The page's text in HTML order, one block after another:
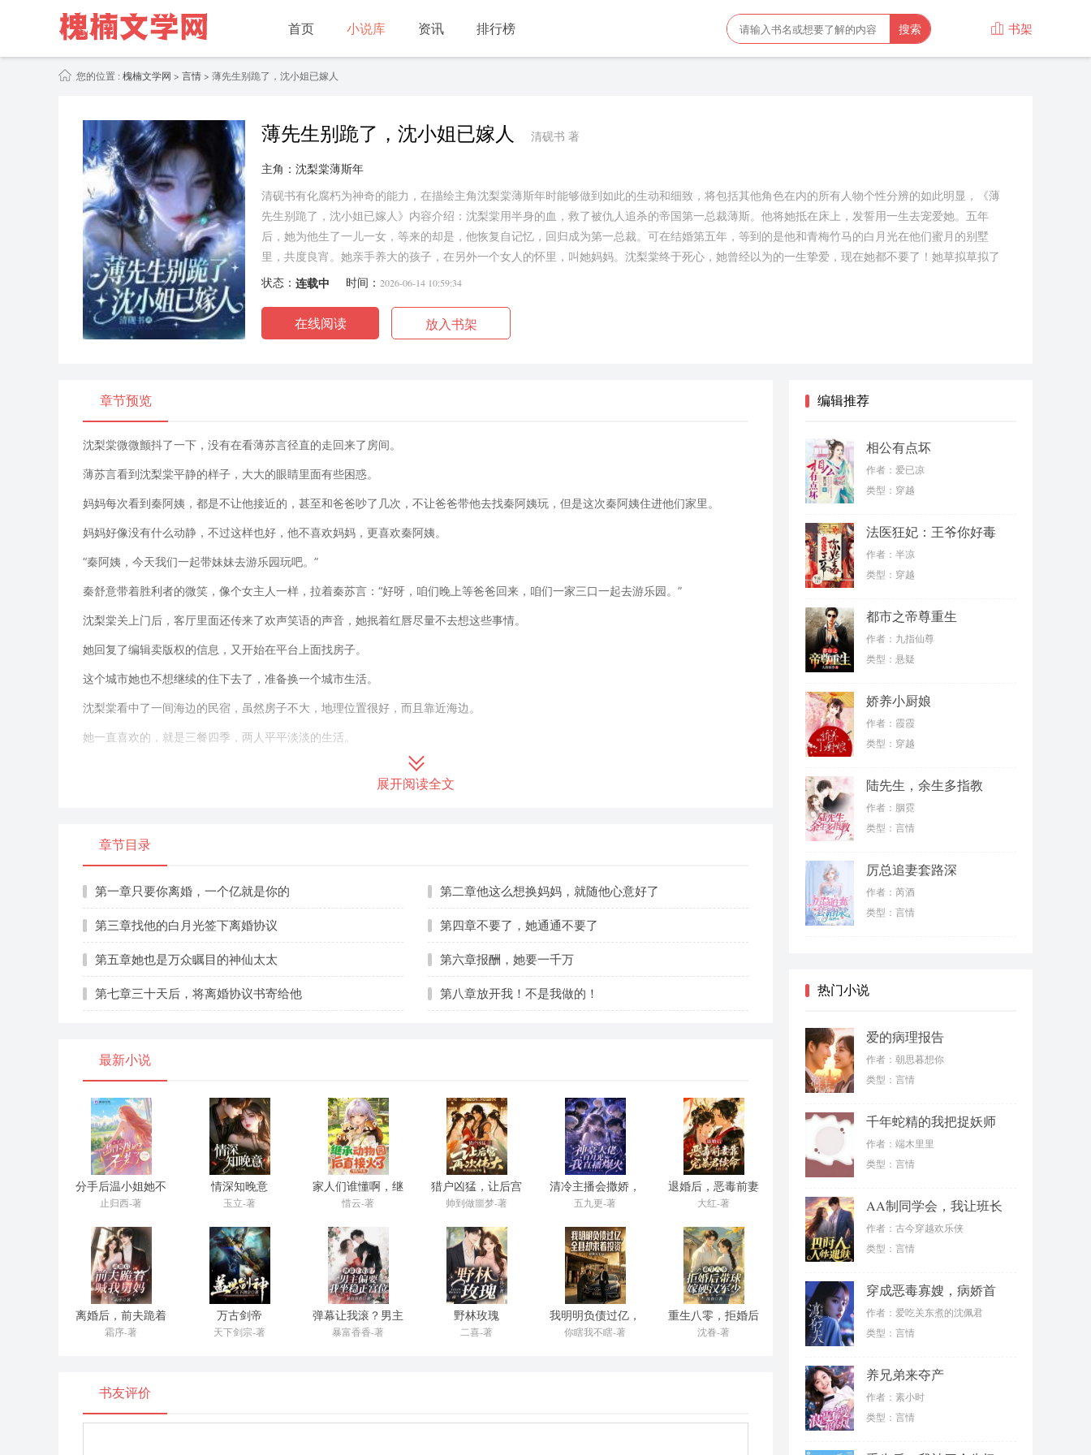
首页 小说库 资讯 排行榜 搜索  书架
您的位置 :槐楠文学网 > 言情> 薄先生别跪了，沈小姐已嫁人
薄先生别跪了，沈小姐已嫁人 清砚书 著
主角：沈梨棠薄斯年
清砚书有化腐朽为神奇的能力，在描绘主角沈梨棠薄斯年时能够做到如此的生动和细致，将包括其他角色在内的所有人物个性分辨的如此明显，《薄
先生别跪了，沈小姐已嫁人》内容介绍：沈梨棠用半身的血，救了被仇人追杀的帝国第一总裁薄斯。他将她抵在床上，发誓用一生去宠爱她。五年
后，她为他生了一儿一女，等来的却是，他恢复自记忆，回归成为第一总裁。可在结婚第五年，等到的是他和青梅竹马的白月光在他们蜜月的别墅
里，共度良宵。她亲手养大的孩子，在另外一个女人的怀里，叫她妈妈。沈梨棠终于死心，她曾经以为的一生挚爱，现在她都不要了！她草拟草拟了
离婚协议，回归事业，重新成为娱乐圈璀璨的第一编剧，...
状态： 连载中 时间： 2026-06-14 10:59:34
在线阅读 放入书架
章节预览
沈梨棠微微颤抖了一下，没有在看薄苏言径直的走回来了房间。
薄苏言看到沈梨棠平静的样子，大大的眼睛里面有些困惑。
妈妈每次看到秦阿姨，都是不让他接近的，甚至和爸爸吵了几次，不让爸爸带他去找秦阿姨玩，但是这次秦阿姨住进他们家里。
妈妈好像没有什么动静，不过这样也好，他不喜欢妈妈，更喜欢秦阿姨。
“秦阿姨，今天我们一起带妹妹去游乐园玩吧。”
秦舒意带着胜利者的微笑，像个女主人一样，拉着秦苏言：“好呀，咱们晚上等爸爸回来，咱们一家三口一起去游乐园。”
沈梨棠关上门后，客厅里面还传来了欢声笑语的声音，她抿着红唇尽量不去想这些事情。
她回复了编辑卖版权的信息，又开始在平台上面找房子。
这个城市她也不想继续的住下去了，准备换一个城市生活。
沈梨棠看中了一间海边的民宿，虽然房子不大，地理位置很好，而且靠近海边。
她一直喜欢的，就是三餐四季，两人平平淡淡的生活。
沈梨棠的手机响起来了，是她唯一一个从学校到现在的好友齐暖暖。
这个手镯是沈梨棠的外婆传给她的传家，宝，和那个水晶杯一样，都是她的亲人留给她的遗物。
她捡到薄斯年的时候，联系不上他任何的家人，浑身是血，送到了医院后，直接住进了重症监护室里面。
一天需要一万块钱，她只是一个刚刚实习的学生，手里面的存款也只够一天用的。
她只能跑遍了整个城市的当铺，才用最高的价格卖掉这个手镯。
一共卖了二十万，可等她毕业后的版权费终于可以赎回这个手镯的时候，却发现手镯早就已经被二次出售了。
“暖暖，这个手镯现在在哪里出售，我现在就去。”
“梨棠，这个是明天的慈善拍卖会上面的，知道你很在乎这个手镯，特地的留意了一下，我正好有邀请函，正好我不用，我找个闪送给
你送过去。”
沈梨棠嘴角露出来了难得的笑意：“下次请你吃饭，正好我有好消息要告诉你。”
晚上的时候，别墅里面空荡荡的。
秦舒意抱着薄舒月，还有薄苏言坐着司机的车，就去接薄斯年下班，他们一起去了游乐场。
沈梨棠看着屋子里面的被翻的一片狼藉。
从前的时候，都是沈梨棠安排的，薄斯年和他们的衣服放在哪里。
他们的配饰，还有喜欢吃的东西，这些都是她一手打理的。
即便是佣人，也无法准确的，知道他们的习惯还有喜恶。
看到了桌子上面的食物，沈梨棠愣住了一下，抓着佣人的手问道：“晚上谁做的这道菜，薄苏言对这道菜过敏。”
脸的人物，传出去，还以为我们薄家连个车厘子都吃不起呢。”
“小孩子过敏，就是尝试的东西太少了，多吃一些抵抗了就没事了。”
展开阅读全文
章节目录
第一章只要你离婚，一个亿就是你的 第二章他这么想换妈妈，就随他心意好了
第三章找他的白月光签下离婚协议 第四章不要了，她通通不要了
第五章她也是万众瞩目的神仙太太 第六章报酬，她要一千万
第七章三十天后，将离婚协议书寄给他 第八章放开我！不是我做的！
最新小说
分手后温小姐她不
装了
止归西-著
情深知晚意
玉立-著
家人们谁懂啊，继
承动物园后直接火
惜云-著
猎户凶猛，让后宫
再次伟大
帅到做噩梦-著
清冷主播会撒娇，
深陷神豪修罗场
五九更-著
退婚后，恶毒前妻
靠宠暴君续命
大红-著
离婚后，前夫跪着
喊我舅妈
霜序-著
万古剑帝
天下剑宗-著
弹幕让我滚？男主
偏要我坐稳正宫位
暴富香香-著
野林玫瑰
二喜-著
我明明负债过亿，
全县却求着投资
你瞎我不瞎-著
重生八零，拒婚后
带球嫁硬汉军少
沈眷-著
书友评价
编辑推荐
相公有点坏
作者：爱已凉
类型：穿越
法医狂妃：王爷你好毒
作者：半凉
类型：穿越
都市之帝尊重生
作者：九指仙尊
类型：悬疑
娇养小厨娘
作者：霞霞
类型：穿越
陆先生，余生多指教
作者：胭霓
类型：言情
厉总追妻套路深
作者：芮酒
类型：言情
热门小说
爱的病理报告
作者：朝思暮想你
类型：言情
千年蛇精的我把捉妖师
睡了
作者：端木里里
类型：言情
AA制同学会，我让班长
身败名裂
作者：古今穿越欢乐侠
类型：言情
穿成恶毒寡嫂，病娇首
辅读我心
作者：爱吃关东煮的沈佩君
类型：言情
养兄弟来夺产
作者：素小时
类型：言情